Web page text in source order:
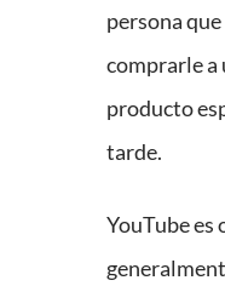
persona
comprarle a
producto
tarde.
YouTube